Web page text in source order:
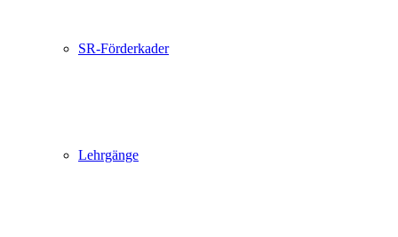
SR-Förderkader
Lehrgänge